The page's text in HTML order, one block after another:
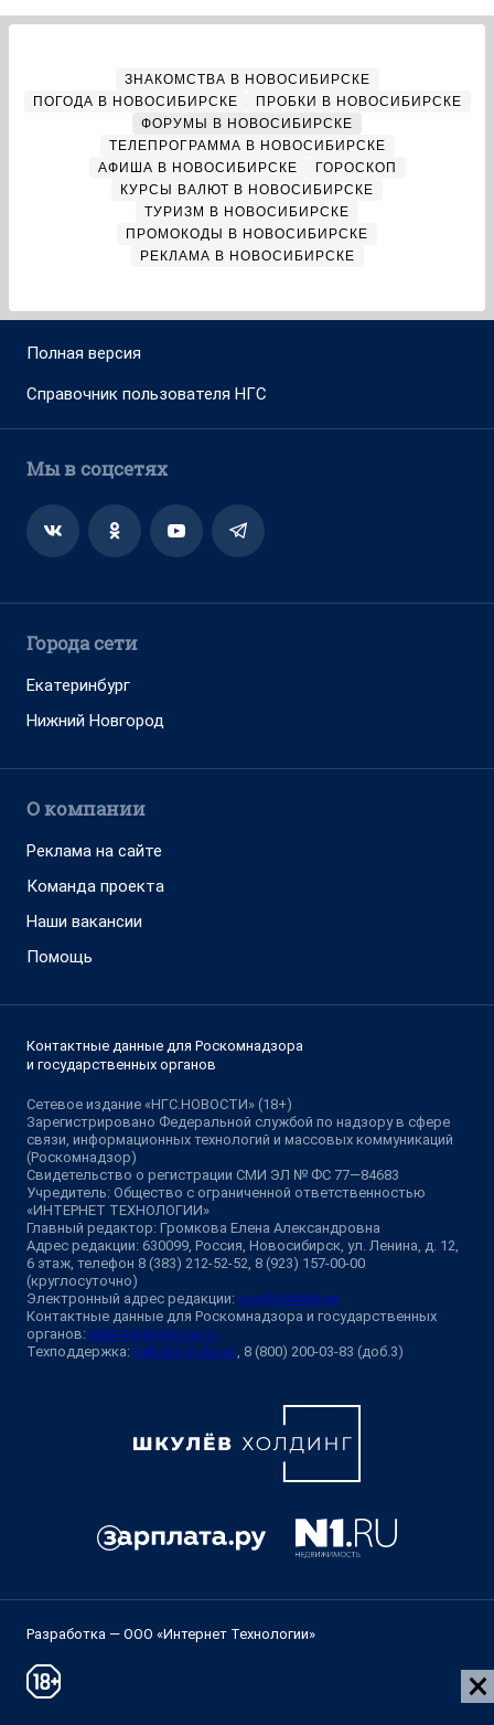
ЗНАКОМСТВА В НОВОСИБИРСКЕ
ПОГОДА В НОВОСИБИРСКЕ
ПРОБКИ В НОВОСИБИРСКЕ
ФОРУМЫ В НОВОСИБИРСКЕ
ТЕЛЕПРОГРАММА В НОВОСИБИРСКЕ
АФИША В НОВОСИБИРСКЕ
ГОРОСКОП
КУРСЫ ВАЛЮТ В НОВОСИБИРСКЕ
ТУРИЗМ В НОВОСИБИРСКЕ
ПРОМОКОДЫ В НОВОСИБИРСКЕ
РЕКЛАМА В НОВОСИБИРСКЕ
Полная версия
Справочник пользователя НГС
Мы в соцсетях
Города сети
Екатеринбург
Нижний Новгород
О компании
Реклама на сайте
Команда проекта
Наши вакансии
Помощь
Контактные данные для Роскомнадзора
и государственных органов
Сетевое издание «НГС.НОВОСТИ» (18+)
Зарегистрировано Федеральной службой по надзору в сфере
связи, информационных технологий и массовых коммуникаций
(Роскомнадзор)
Свидетельство о регистрации СМИ ЭЛ № ФС 77—84683
Учредитель: Общество с ограниченной ответственностью
«ИНТЕРНЕТ ТЕХНОЛОГИИ»
Главный редактор: Громкова Елена Александровна
Адрес редакции: 630099, Россия, Новосибирск, ул. Ленина, д. 12,
6 этаж, телефон 8 (383) 212-52-52, 8 (923) 157-00-00
(круглосуточно)
Электронный адрес редакции: ngs@shkulev.ru
Контактные данные для Роскомнадзора и государственных
органов: juristnsk@shkulev.ru
Техподдержка: help@shkulev.ru , 8 (800) 200-03-83 (доб.3)
Разработка — ООО «Интернет Технологии»